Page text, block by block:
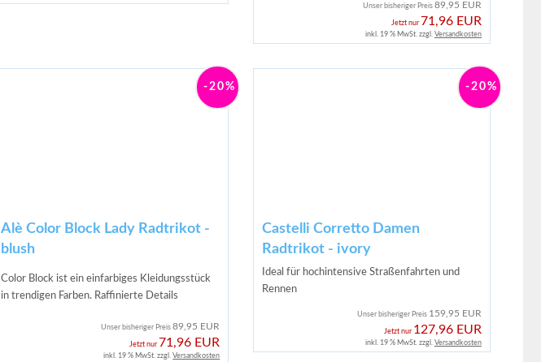
Unser bisheriger Preis 89,95 EUR
Jetzt nur71,96 EUR
inkl. 19 % MwSt. zzgl. Versandkosten
Alè Color Block Lady Radtrikot -
blush
Color Block ist ein einfarbiges Kleidungsstück
in trendigen Farben. Raffinierte Details
Unser bisheriger Preis89,95 EUR
Jetzt nur71,96 EUR
-20%
inkl. 19 % MwSt. zzgl.Versandkosten
Castelli Corretto Damen
Radtrikot - ivory
Ideal für hochintensive Straßenfahrten und
Rennen
Unser bisheriger Preis 159,95 EUR
Jetzt nur 127,96 EUR
-20%
inkl. 19 % MwSt. zzgl. Versandkosten